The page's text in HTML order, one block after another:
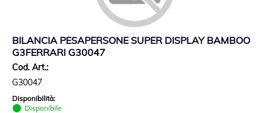
BILANCIA PESAPERSONE SUPER DISPLAY BAMBOO
G3FERRARI G30047
Cod. Art.:
G30047
Disponibilità:
Disponibile